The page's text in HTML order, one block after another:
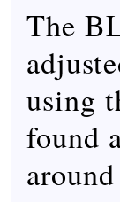
The
using
found